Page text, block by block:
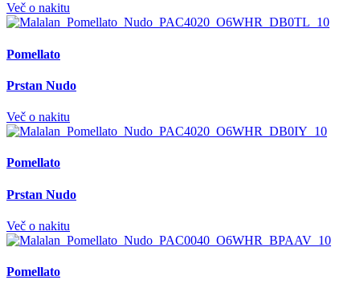
Več o nakitu
Pomellato
Prstan Nudo
Več o nakitu
Pomellato
Prstan Nudo
Več o nakitu
Pomellato